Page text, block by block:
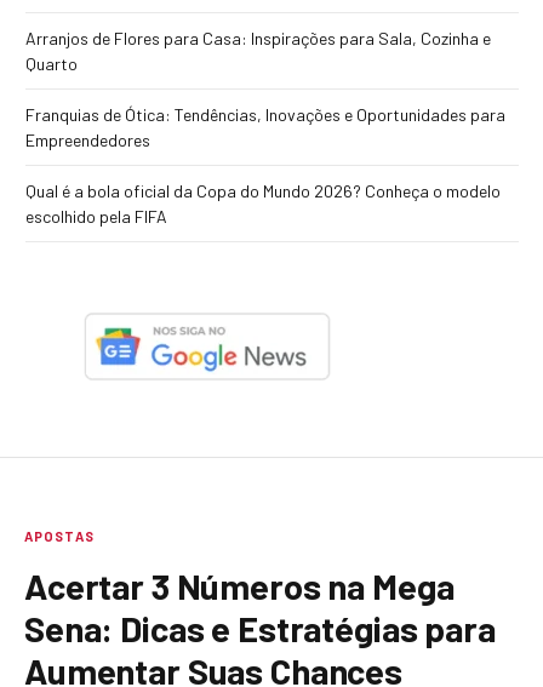
Arranjos de Flores para Casa: Inspirações para Sala, Cozinha e
Quarto
Franquias de Ótica: Tendências, Inovações e Oportunidades para
Empreendedores
Qual é a bola oficial da Copa do Mundo 2026? Conheça o modelo
escolhido pela FIFA
APOSTAS
Acertar 3 Números na Mega
Sena: Dicas e Estratégias para
Aumentar Suas Chances